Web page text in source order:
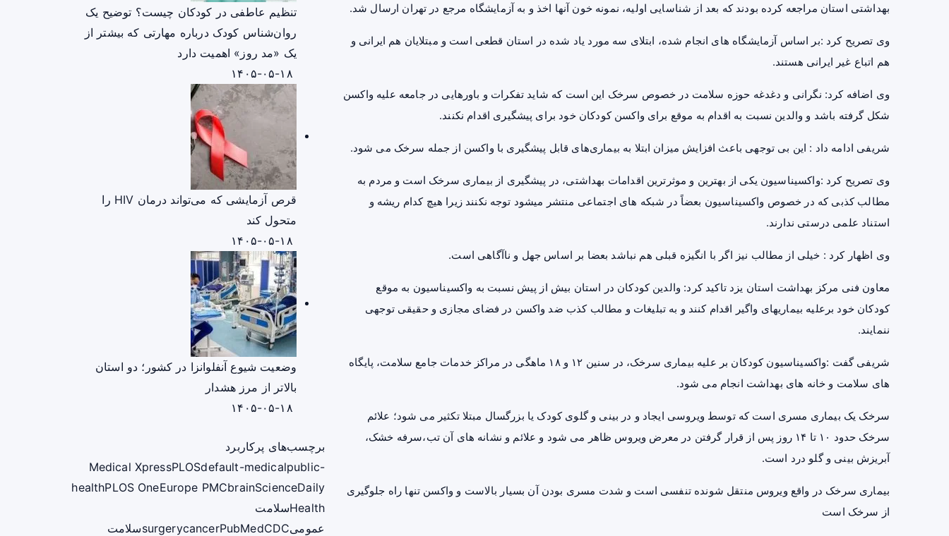
بهداشتی استان مراجعه کرده بودند که بعد از شناسایی اولیه، نمونه خون آنها اخذ و به آزمایشگاه مرجع در تهران ارسال شد.
وی تصریح کرد :بر اساس آزمایشگاه های انجام شده، ابتلای سه مورد یاد شده در استان قطعی است و مبتلایان هم ایرانی و
هم اتباع غیر ایرانی هستند.
وی اضافه کرد: نگرانی و دغدغه‌ حوزه سلامت در خصوص سرخک این است که شاید تفکرات و باورهایی در جامعه علیه واکسن
شکل گرفته باشد و والدین نسبت به اقدام به موقع برای واکسن کودکان خود برای پیشگیری اقدام نکنند.
شریفی ادامه داد : این بی توجهی باعث افزایش میزان ابتلا به بیماری‌های قابل پیشگیری با واکسن از جمله سرخک می شود.
وی تصریح کرد :واکسیناسیون یکی از بهترین و موثرترین اقدامات بهداشتی، در پیشگیری از بیماری سرخک است و مردم به
مطالب کذبی که در خصوص واکسیناسیون بعضاً در شبکه های اجتماعی منتشر میشود توجه نکنند زیرا هیچ کدام ریشه و
استناد علمی درستی ندارند.
وی اظهار کرد : خیلی از مطالب نیز اگر با انگیزه قبلی هم نباشد بعضا بر اساس جهل و ناآگاهی است.
معاون فنی مرکز بهداشت استان یزد تاکید کرد: والدین کودکان در استان بیش از پیش نسبت به واکسیناسیون به موقع
کودکان خود برعلیه بیماریهای واگیر اقدام کنند و به تبلیغات و مطالب کذب ضد واکسن در فضای مجازی و حقیقی توجهی
ننمایند.
شریفی گفت :واکسیناسیون کودکان بر علیه بیماری‌ سرخک، در سنین ۱۲ و ۱۸ ماهگی در مراکز خدمات جامع سلامت، پایگاه
های سلامت و خانه های بهداشت انجام می شود.
سرخک یک بیماری مسری است که توسط ویروسی ایجاد و در بینی و گلوی کودک یا بزرگسال مبتلا تکثیر می شود؛ علائم
سرخک حدود ۱۰ تا ۱۴ روز پس از قرار گرفتن در معرض ویروس ظاهر می شود و علائم و نشانه های آن تب،سرفه خشک،
آبریزش بینی و گلو درد است.
بیماری سرخک در واقع ویروس منتقل شونده تنفسی است و شدت مسری بودن آن بسیار بالاست و واکسن تنها راه جلوگیری
از سرخک است
تنظیم عاطفی در کودکان چیست؟ توضیح یک
روان‌شناس کودک درباره مهارتی که بیشتر از
یک «مد روز» اهمیت دارد
قرص آزمایشی که می‌تواند درمان HIV را
متحول کند
وضعیت شیوع آنفلوانزا در کشور؛ دو استان
بالاتر از مرز هشدار
برچسب‌های پرکاربرد
Medical XpressPLOSdefault-medicalpublic-
healthPLOS OneEurope PMCbrainScienceDaily
Healthسلامت
عمومی
surgerycancerPubMedCDC
سلامت